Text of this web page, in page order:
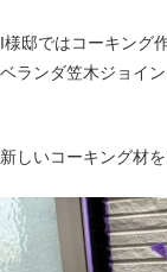
I様邸ではコーキング
ベランダ笠木ジョイ
新しいコーキング材を